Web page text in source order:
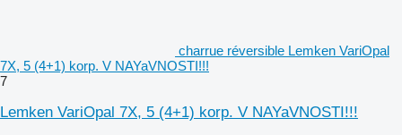
charrue réversible Lemken VariOpal
7X, 5 (4+1) korp. V NAYaVNOSTI!!!
7
Lemken VariOpal 7X, 5 (4+1) korp. V NAYaVNOSTI!!!